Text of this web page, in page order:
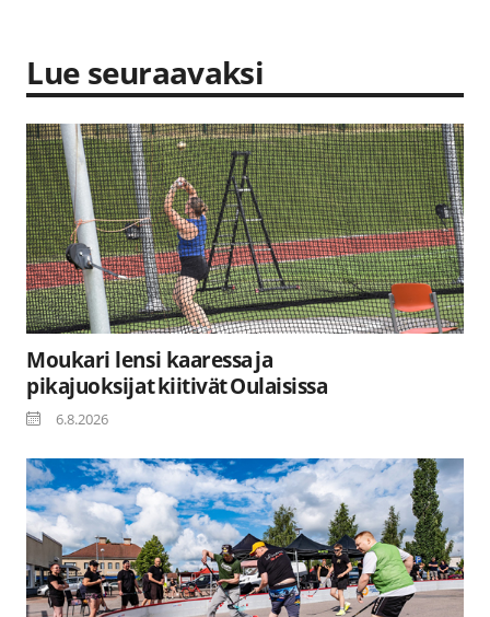
Lue seuraavaksi
Moukari lensi kaaressa ja
pikajuoksijat kiitivät Oulaisissa
6.8.2026